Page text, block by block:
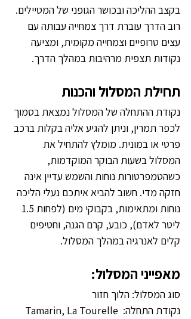
בקצב ההליכה ובכושר הגופני של המטיילים.
רוב הדרך עוברת דרך צמחייה עבותה עם
עצים טרופיים וצמחייה מקומית, ומציעה
נקודות תצפית מרהיבות במהלך הדרך.
תחילת המסלול והכנות
נקודת ההתחלה של המסלול נמצאת בסמוך
לכפר תמרין, וניתן להגיע אליה בקלות ברכב
פרטי או במונית. מומלץ להתחיל את
המסלול בשעות הבוקר המוקדמות,
כשהטמפרטורות נוחות והשמש עדיין אינה
חזקה מדי. חשוב להביא איתכם נעלי הליכה
ליטר לאדם), כובע, קרם הגנה, וחטיפים
קלים לאנרגיה במהלך המסלול.
מאפייני המסלול:
סוג המסלול: הלוך חזור
נקודת התחלה: Tamarin, La Tourelle